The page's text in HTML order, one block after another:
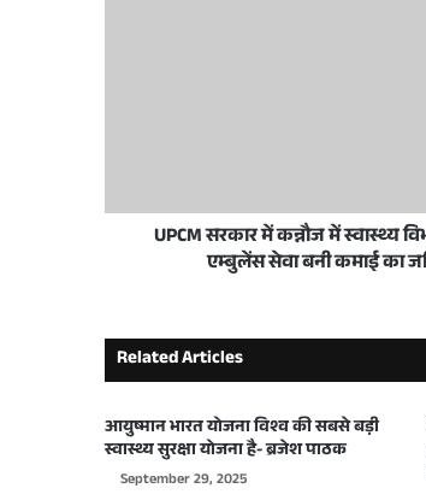
June 7, 2026
May 28, 2026
प्रधानमंत्री नरेंद्र मोदी के 12 वर्ष
UPCM सरकार में कन्नौज में स्वास्थ्य
एम्बुलेंस सेवा बनी कमाई का
Related Articles
आयुष्मान भारत योजना विश्व की सबसे बड़ी
स्वास्थ्य सुरक्षा योजना है- ब्रजेश पाठक
September 29, 2025